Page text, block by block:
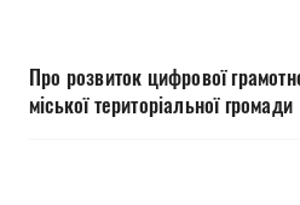
Про розвиток цифрової
міської територіальної громади